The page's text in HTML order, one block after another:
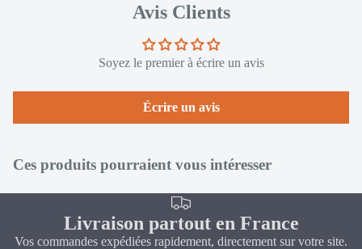
Avis Clients
Soyez le premier à écrire un avis
Écrire un avis
Ces produits pourraient vous intéresser
Livraison partout en France
Vos commandes expédiées rapidement, directement sur votre site.